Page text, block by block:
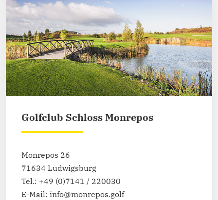
Golfclub Schloss Monrepos
Monrepos 26
71634 Ludwigsburg
Tel.: +49 (0)7141 / 220030
E-Mail: info@monrepos.golf